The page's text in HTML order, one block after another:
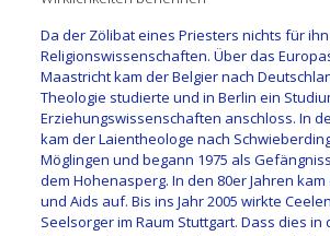
Da der Zö­libat eines Priesters nichts für
Religionswissenschaften. Über das
Maastricht kam der Belgier nach
Theologie studierte und in Berlin ein
Erziehungswissenschaften an­schloss. In
kam der Laientheologe nach
Möglingen und begann 1975 als
dem Hohenasperg. In den 80er Jahren
und Aids auf. Bis ins Jahr 2005 wirkte
Seelsorger im Raum Stuttgart. Dass dies